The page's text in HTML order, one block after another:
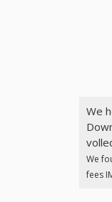
We
We
fees